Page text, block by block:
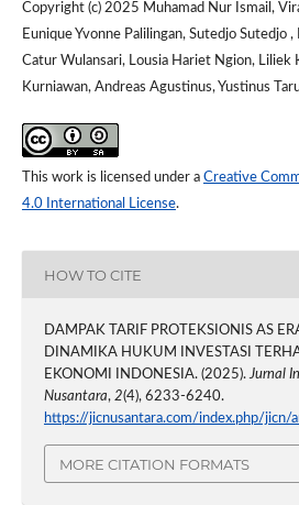
Copyright (c) 2025 Muhamad Nur Ismail,
Eunique Yvonne Palilingan, Sutedjo Sutedjo ,
Catur Wulansari, Lousia Hariet Ngion, Liliek
Kurniawan, Andreas Agustinus, Yustinus
This work is licensed under a Creative
4.0 International License.
HOW TO CITE
DAMPAK TARIF PROTEKSIONIS AS
DINAMIKA HUKUM INVESTASI
EKONOMI INDONESIA. (2025).Jurnal
Nusantara, 2(4), 6233-6240.
https://jicnusantara.com/index.php/
MORE CITATION FORMATS